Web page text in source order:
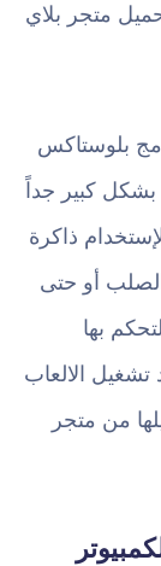
متجر بلاي
بلوستاكس
كبير جداً
ذاكرة
أو حتى
بها
الالعاب
من متجر